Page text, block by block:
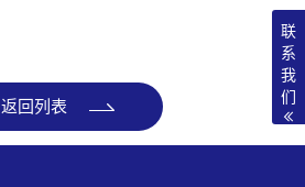
返回列表
联
系
我
们